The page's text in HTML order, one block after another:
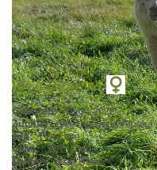
WLA Belezza
Geboren: 18.04.2022
Züchter: Wechselland Alpaka
Typ: Huacaya
Vater: WIE Cyrano
Mutter: WLA Bailey